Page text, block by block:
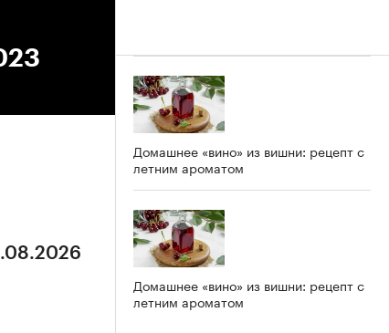
Домашнее «вино» из вишни: рецепт с
летним ароматом
Домашнее «вино» из вишни: рецепт с
летним ароматом